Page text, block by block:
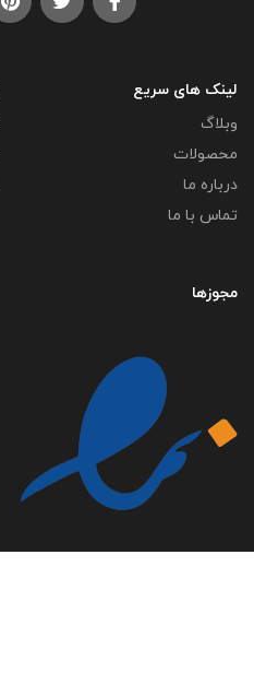
لینک های سریع
وبلاگ
محصولات
درباره ما
تماس با ما
مجوزها